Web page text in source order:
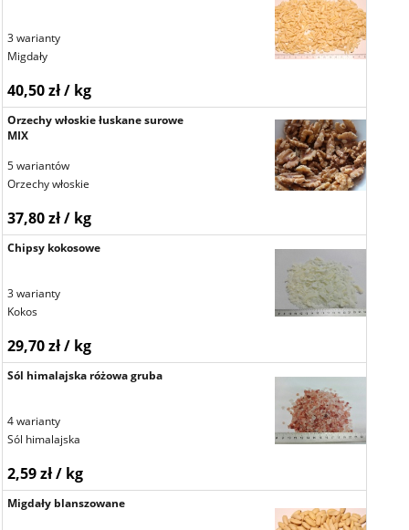
3 warianty
Migdały
40,50 zł / kg
Orzechy włoskie łuskane surowe
MIX
5 wariantów
Orzechy włoskie
37,80 zł / kg
Chipsy kokosowe
3 warianty
Kokos
29,70 zł / kg
Sól himalajska różowa gruba
4 warianty
Sól himalajska
2,59 zł / kg
Migdały blanszowane